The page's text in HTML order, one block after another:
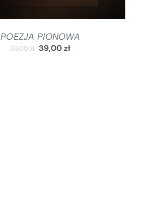
POEZJA PIONOWA
59,00zł 39,00zł